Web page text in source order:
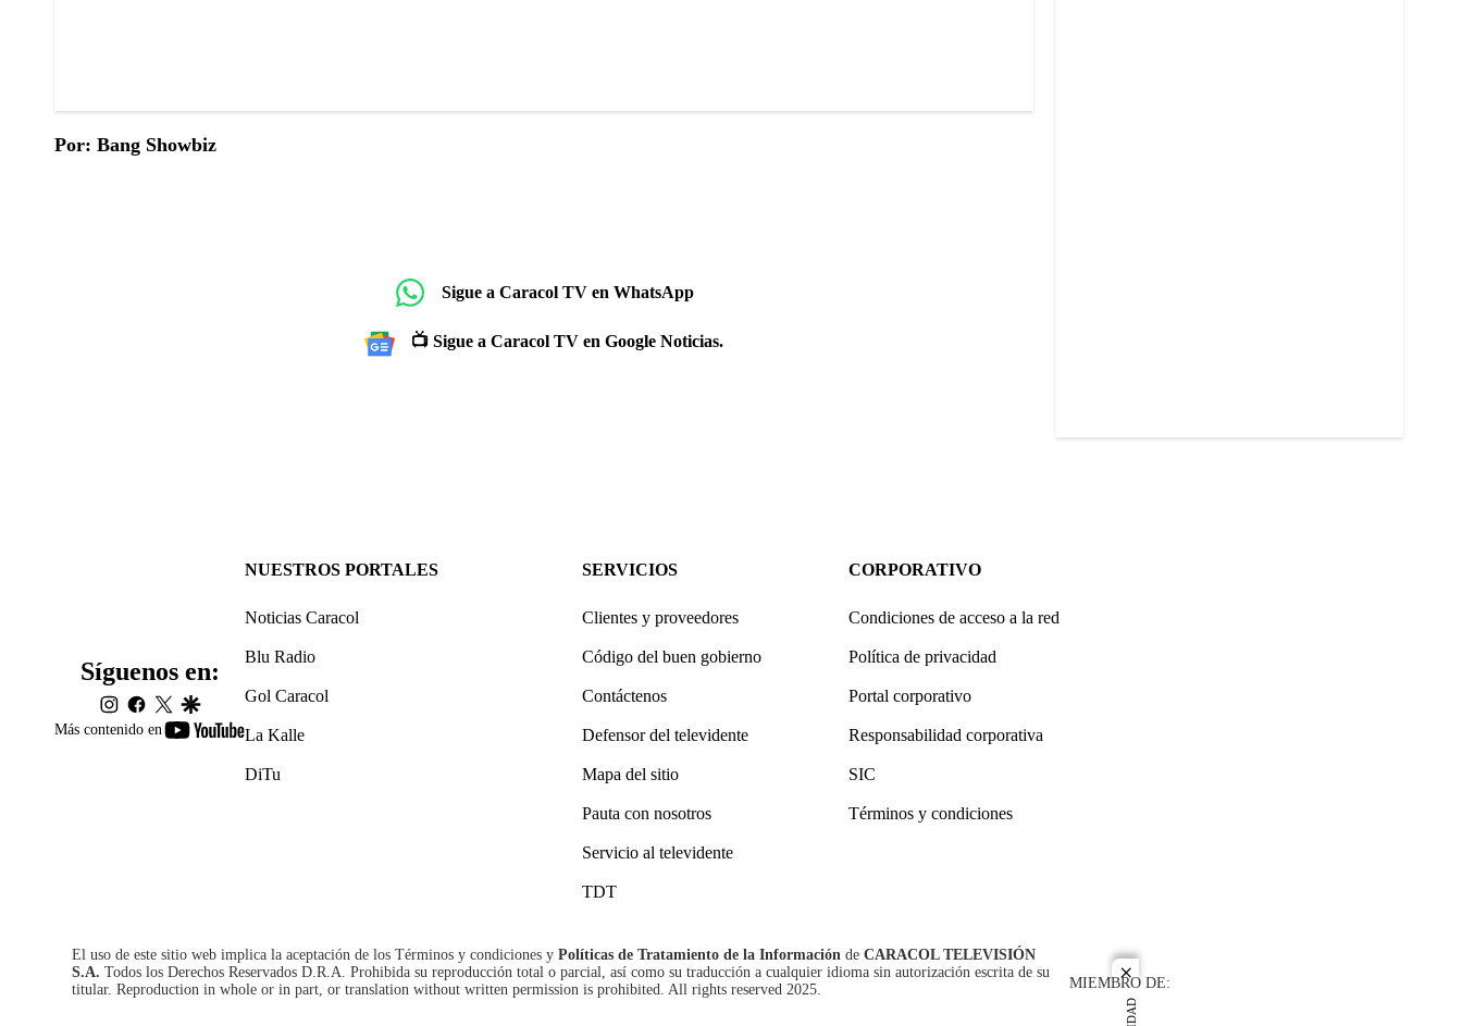
close
Por: Bang Showbiz
Sigue a Caracol TV en WhatsApp
📺 Sigue a Caracol TV en Google Noticias.
Más contenido en
youtube-
Síguenos en:
instagram
facebook
twittergoogle
NUESTROS PORTALES
Noticias Caracol
Blu Radio
Gol Caracol
La Kalle
DiTu
SERVICIOS
Clientes y proveedores
Código del buen gobierno
Contáctenos
Defensor del televidente
Mapa del sitio
Pauta con nosotros
Servicio al televidente
TDT
CORPORATIVO
Condiciones de acceso a la red
Política de privacidad
Portal corporativo
Responsabilidad corporativa
SIC
Términos y condiciones
El uso de este sitio web implica la aceptación de los Términos y condiciones y Políticas de Tratamiento de la Información de CARACOL TELEVISIÓN
S.A. Todos los Derechos Reservados D.R.A. Prohibida su reproducción total o parcial, así como su traducción a cualquier idioma sin autorización escrita de su
titular. Reproduction in whole or in part, or translation without written permission is prohibited. All rights reserved 2025.
MIEMBRO DE: